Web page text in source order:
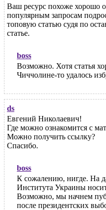
Ваш ресурс похоже хорошо
популярным запросам
топовую статью судя по
статье.
boss
Возможно. Хотя статья
Чиччолине-то удалось
ds
Евгений Николаевич!
Где можно ознакомится с
Можно получить ссылку?
Спасибо.
boss
К сожалению, нигде. На
Института Украины
Возможно, мы начнем
после президентских